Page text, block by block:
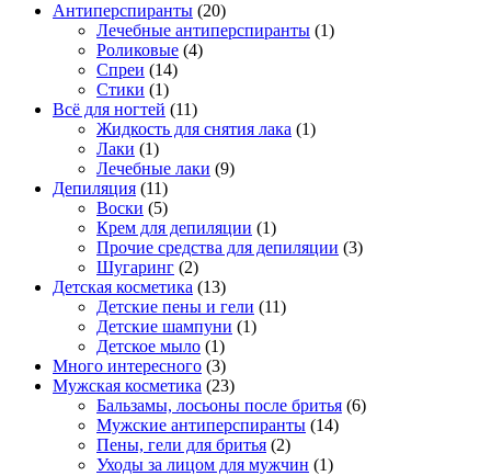
Антиперспиранты (20)
Лечебные антиперспиранты (1)
Роликовые (4)
Спреи (14)
Стики (1)
Всё для ногтей (11)
Жидкость для снятия лака (1)
Лаки (1)
Лечебные лаки (9)
Депиляция (11)
Воски (5)
Крем для депиляции (1)
Прочие средства для депиляции (3)
Шугаринг (2)
Детская косметика (13)
Детские пены и гели (11)
Детские шампуни (1)
Детское мыло (1)
Много интересного (3)
Мужская косметика (23)
Бальзамы, лосьоны после бритья (6)
Мужские антиперспиранты (14)
Пены, гели для бритья (2)
Уходы за лицом для мужчин (1)